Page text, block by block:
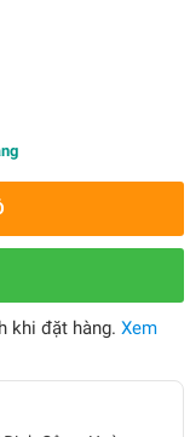
khi đặt hàng. Xem